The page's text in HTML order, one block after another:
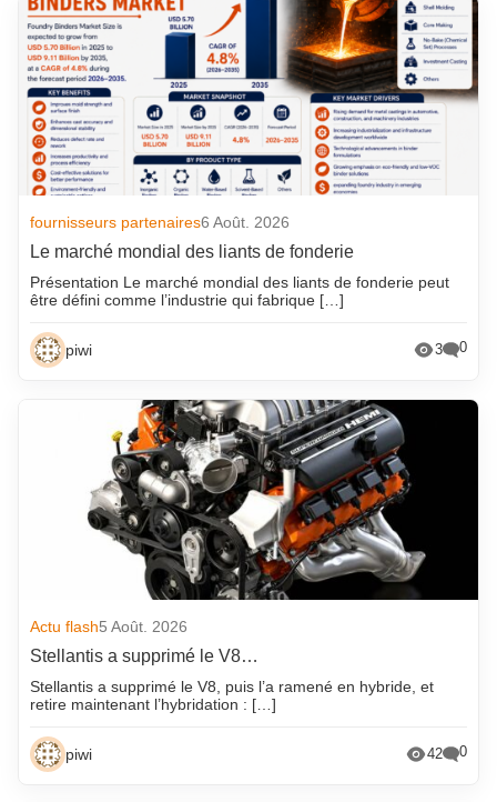
fournisseurs partenaires6 Août. 2026
Le marché mondial des liants de fonderie
Présentation Le marché mondial des liants de fonderie peut
être défini comme l’industrie qui fabrique […]
piwi 3 0
Actu flash5 Août. 2026
Stellantis a supprimé le V8…
Stellantis a supprimé le V8, puis l’a ramené en hybride, et
retire maintenant l’hybridation : […]
piwi 42 0